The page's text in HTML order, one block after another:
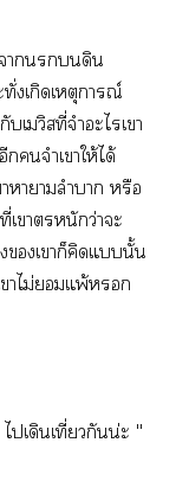
าดิน
ทั่งเกิดเหตุการณ์
วิสที่จำะไเา
จำเาให้ได้
าามลำา หรือ
เาตรหนักว่าะ
เาก็คิดแนั้น
าไม่แพ้
เดินเที่ยวกันน่ะ "